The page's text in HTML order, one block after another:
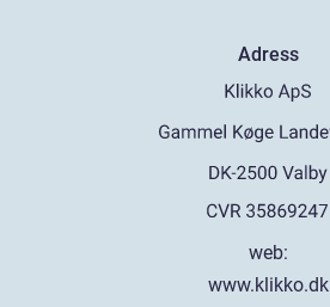
Adress
web:
www.klikko.dk